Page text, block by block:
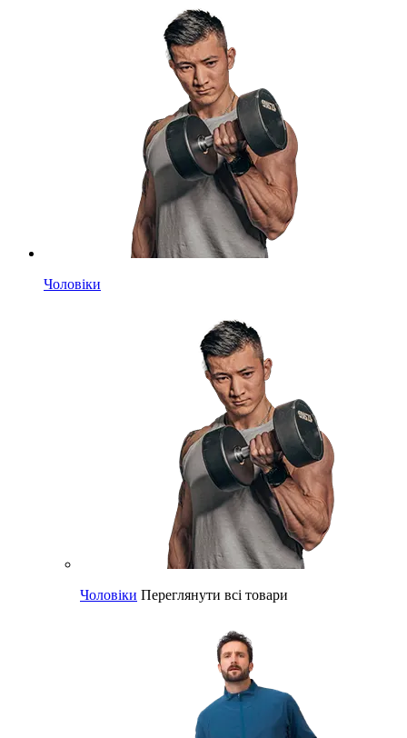
Чоловіки
Чоловіки Переглянути всі товари